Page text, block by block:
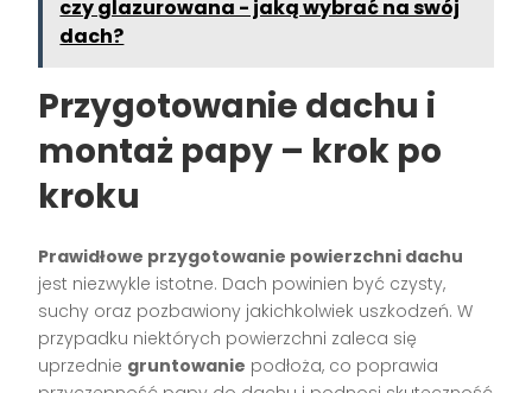
czy glazurowana - jaką wybrać na swój
dach?
Przygotowanie dachu i
montaż papy – krok po
kroku
Prawidłowe przygotowanie powierzchni dachu
jest niezwykle istotne. Dach powinien być czysty,
suchy oraz pozbawiony jakichkolwiek uszkodzeń. W
przypadku niektórych powierzchni zaleca się
uprzednie gruntowanie podłoża, co poprawia